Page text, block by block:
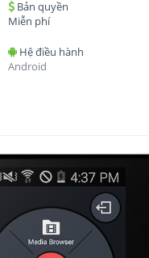
Bản quyền
Miễn phí
Hệ điều hành
Android